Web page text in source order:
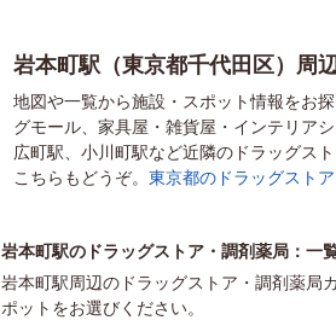
岩本町駅（東京都千代田区）周
地図や一覧から施設・スポット情報をお
グモール、家具屋・雑貨屋・インテリア
広町駅、小川町駅など近隣のドラッグス
こちらもどうぞ。 東京都のドラッグスト
岩本町駅のドラッグストア・調剤薬局：一
岩本町駅周辺のドラッグストア・調剤薬局
ポットをお選びください。